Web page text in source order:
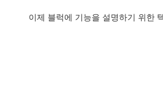
이제 블럭에 기능을 설명하기 위한